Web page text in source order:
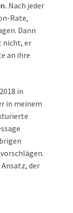
Nach jeder
Rate,
Dann
nicht, er
an ihre
in
in meinem
der